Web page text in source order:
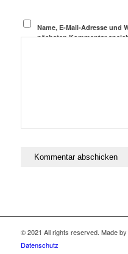
Name, E-Mail-Adresse und
nächsten Kommentar
© 2021 All rights reserved. Made by
Datenschutz